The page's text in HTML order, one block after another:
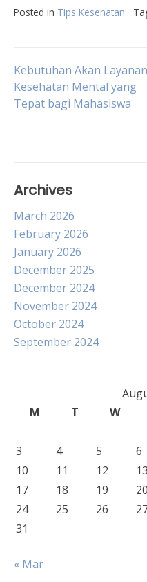
Posted in Tips Kesehatan
Post
navigation
Kebutuhan Akan Layanan
Kesehatan Mental yang
Tepat bagi Mahasiswa
Archives
March 2026
February 2026
January 2026
December 2025
December 2024
November 2024
October 2024
September 2024
M
T W
3
4 5 6
10
11 12 13
17
18 19 20
24
25 26
31
« Mar